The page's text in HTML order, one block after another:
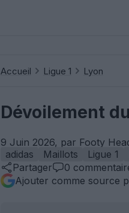
Accueil Ligue 1 Lyon
Dévoilement
9 Juin 2026, par Footy
adidas
Maillots Ligue 1
Partager
0
Ajouter comme source